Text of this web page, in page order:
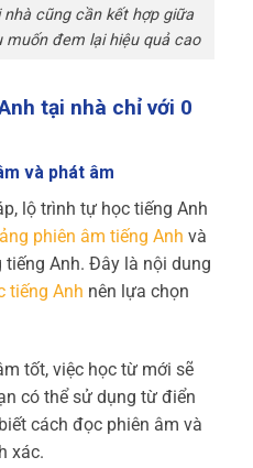
cũng cần kết hợp giữa
đem lại hiệu quả cao
tại nhà chỉ với 0
và phát âm
lộ trình tự học tiếng Anh
phiên âm tiếng Anh và
Anh. Đây là nội dung
tiếng Anh nên lựa chọn
tốt, việc học từ mới sẽ
có thể sử dụng từ điển
cách đọc phiên âm và
xác.